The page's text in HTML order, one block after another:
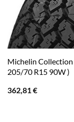
Michelin Collection
205/70 R15 90W )
362,81€